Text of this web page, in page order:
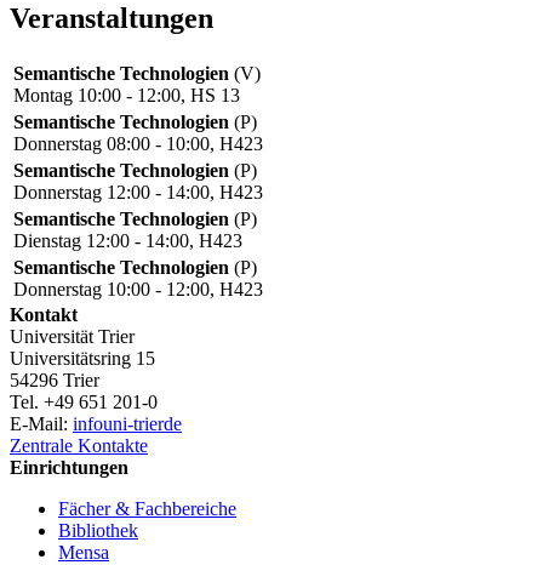
Veranstaltungen
Semantische Technologien (V)
Montag 10:00 - 12:00, HS 13
Semantische Technologien (P)
Donnerstag 08:00 - 10:00, H423
Semantische Technologien (P)
Donnerstag 12:00 - 14:00, H423
Semantische Technologien (P)
Dienstag 12:00 - 14:00, H423
Semantische Technologien (P)
Donnerstag 10:00 - 12:00, H423
Kontakt
Universität Trier
Universitätsring 15
54296 Trier
Tel. +49 651 201-0
E-Mail: infouni-trierde
Zentrale Kontakte
Einrichtungen
Fächer & Fachbereiche
Bibliothek
Mensa